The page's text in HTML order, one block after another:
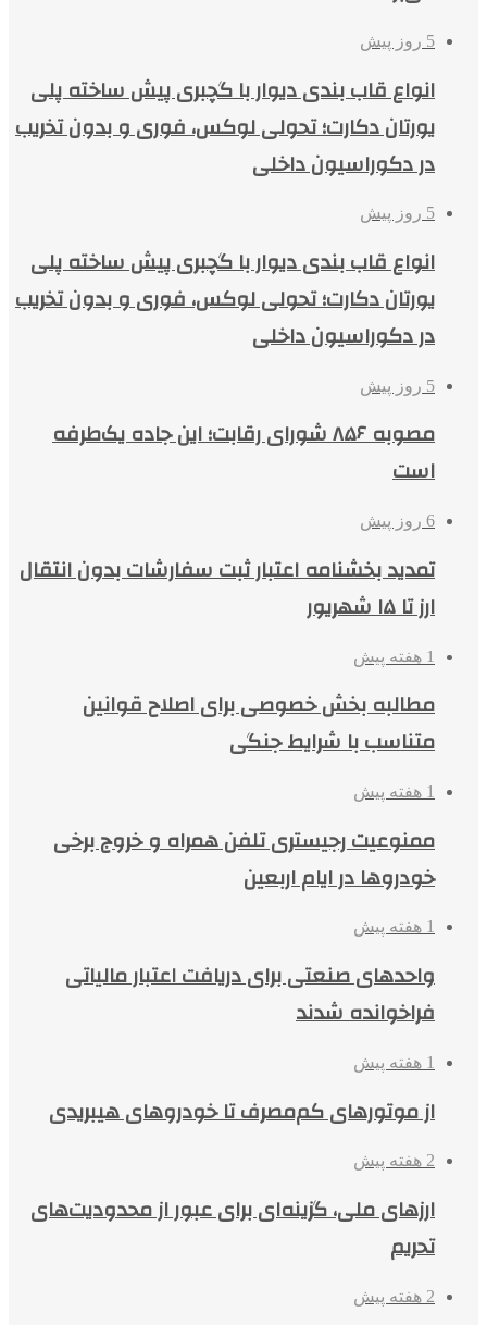
5 روز پیش
انواع قاب بندی دیوار با گچبری پیش ساخته پلی
یورتان دکارت؛ تحولی لوکس، فوری و بدون تخریب
در دکوراسیون داخلی
5 روز پیش
انواع قاب بندی دیوار با گچبری پیش ساخته پلی
یورتان دکارت؛ تحولی لوکس، فوری و بدون تخریب
در دکوراسیون داخلی
5 روز پیش
مصوبه ۸۵۶ شورای رقابت؛ این جاده یک‌طرفه
است
6 روز پیش
تمدید بخشنامه اعتبار ثبت سفارشات بدون انتقال
ارز تا ۱۵ شهریور
1 هفته پیش
مطالبه بخش خصوصی برای اصلاح قوانین
متناسب با شرایط جنگی
1 هفته پیش
ممنوعیت رجیستری تلفن همراه و خروج برخی
خودروها در ایام اربعین
1 هفته پیش
واحدهای صنعتی برای دریافت اعتبار مالیاتی
فراخوانده شدند
1 هفته پیش
از موتورهای کم‌مصرف تا خودروهای هیبریدی
2 هفته پیش
ارزهای ملی، گزینه‌ای برای عبور از محدودیت‌های
تحریم
2 هفته پیش